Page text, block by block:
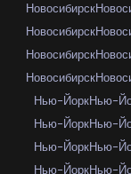
Новосибирск
Новосибирск
Новосибирск
Новосибирск
Нью-ЙоркНью-
Нью-ЙоркНью-
Нью-ЙоркНью-
Нью-ЙоркНью-